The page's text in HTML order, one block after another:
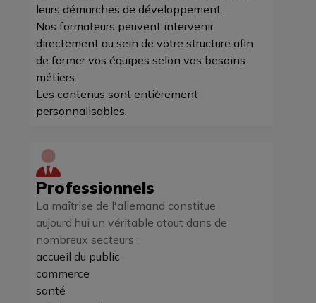
leurs démarches de développement.
Nos formateurs peuvent intervenir
directement au sein de votre structure afin
de former vos équipes selon vos besoins
métiers.
Les contenus sont entièrement
personnalisables.
Professionnels
La maîtrise de l'allemand constitue
aujourd’hui un véritable atout dans de
nombreux secteurs :
accueil du public
commerce
santé